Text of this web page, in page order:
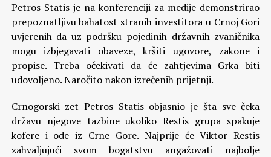
Petros Statis je na konferenciji za medije demonstrirao
prepoznatljivu bahatost stranih investitora u Crnoj Gori
uvjerenih da uz podršku pojedinih državnih zvaničnika
mogu izbjegavati obaveze, kršiti ugovore, zakone i
propise. Treba očekivati da će zahtjevima Grka biti
udovoljeno. Naročito nakon izrečenih prijetnji.
Crnogorski zet Petros Statis objasnio je šta sve čeka
državu njegove tazbine ukoliko Restis grupa spakuje
kofere i ode iz Crne Gore. Najprije će Viktor Restis
zahvaljujući svom bogatstvu angažovati najbolje